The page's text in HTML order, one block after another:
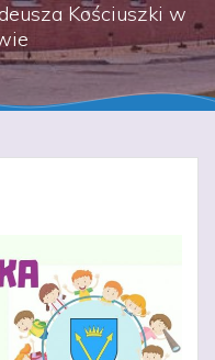
Kościuszki w